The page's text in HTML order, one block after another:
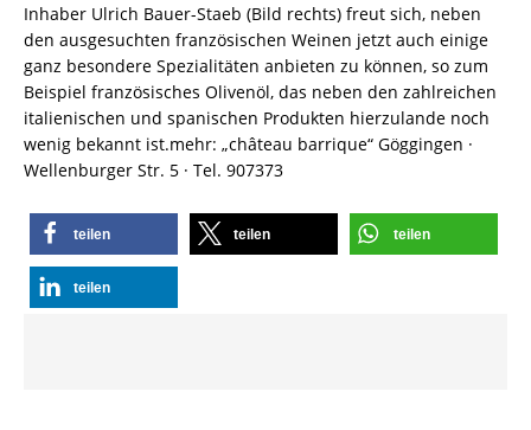
Inhaber Ulrich Bauer-Staeb (Bild rechts) freut sich, neben
den ausgesuchten französischen Weinen jetzt auch einige
ganz besondere Spezialitäten anbieten zu können, so zum
Beispiel französisches Olivenöl, das neben den zahlreichen
italienischen und spanischen Produkten hierzulande noch
wenig bekannt ist.mehr: „château barrique“ Göggingen ·
Wellenburger Str. 5 · Tel. 907373
teilen teilen teilen
teilen